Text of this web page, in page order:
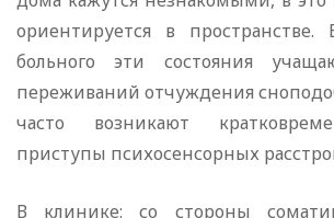
ориентируется в
больного эти состояния
переживаний отчуждения
часто возникают
приступы психосенсорных
В клинике: со стороны